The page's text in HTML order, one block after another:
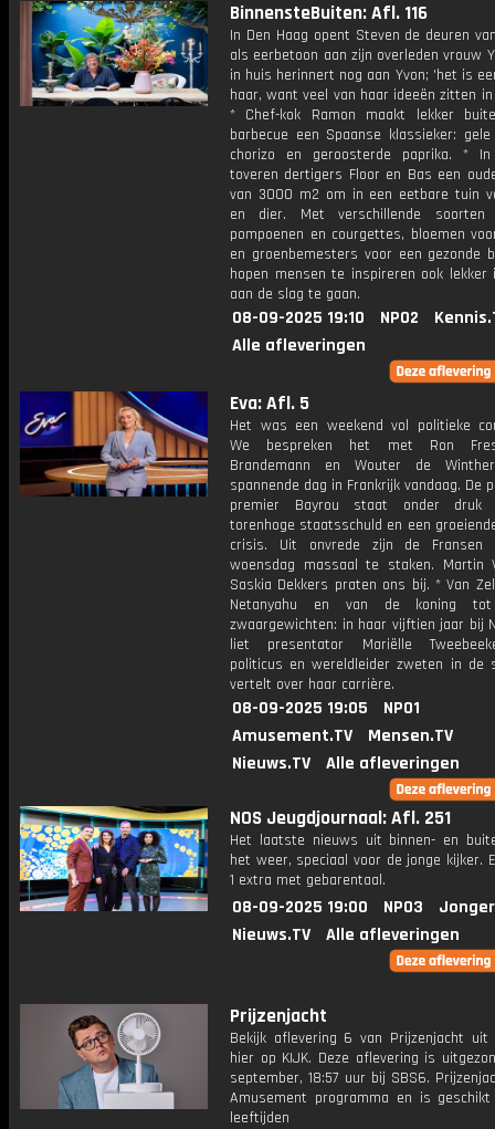
BinnensteBuiten: Afl. 116
In Den Haag opent Steven de deuren
als eerbetoon aan zijn overleden vrouw
in huis herinnert nog aan Yvon; 'het is
haar, want veel van haar ideeën zitten
* Chef-kok Ramon maakt lekker
barbecue een Spaanse klassieker:
chorizo en geroosterde paprika. * In
toveren dertigers Floor en Bas een
van 3000 m2 om in een eetbare tuin
en dier. Met verschillende soorten
pompoenen en courgettes, bloemen
en groenbemesters voor een gezonde
hopen mensen te inspireren ook lekker
aan de slag te gaan.
08-09-2025 19:10 NPO2
Alle afleveringen
Eva: Afl. 5
Het was een weekend vol politieke
We bespreken het met Ron
Brandemann en Wouter de
spannende dag in Frankrijk vandaag. De
premier Bayrou staat onder druk
torenhoge staatsschuld en een
crisis. Uit onvrede zijn de Fransen
woensdag massaal te staken. Martin
Saskia Dekkers praten ons bij. * Van
Netanyahu en van de koning tot
zwaargewichten: in haar vijftien jaar bij
liet presentator Mariëlle
politicus en wereldleider zweten in de
vertelt over haar carrière.
08-09-2025 19:05
NPO1
Amusement.TV
Mensen.TV
Nieuws.TV
Alle afleveringen
NOS Jeugdjournaal: Afl. 251
Het laatste nieuws uit binnen- en
het weer, speciaal voor de jonge kijker.
1 extra met gebarentaal.
08-09-2025 19:00 NPO3
Nieuws.TV
Alle afleveringen
Prijzenjacht
Bekijk aflevering 6 van Prijzenjacht uit
hier op KIJK. Deze aflevering is
september, 18:57 uur bij SBS6.
Amusement programma en is
leeftijden